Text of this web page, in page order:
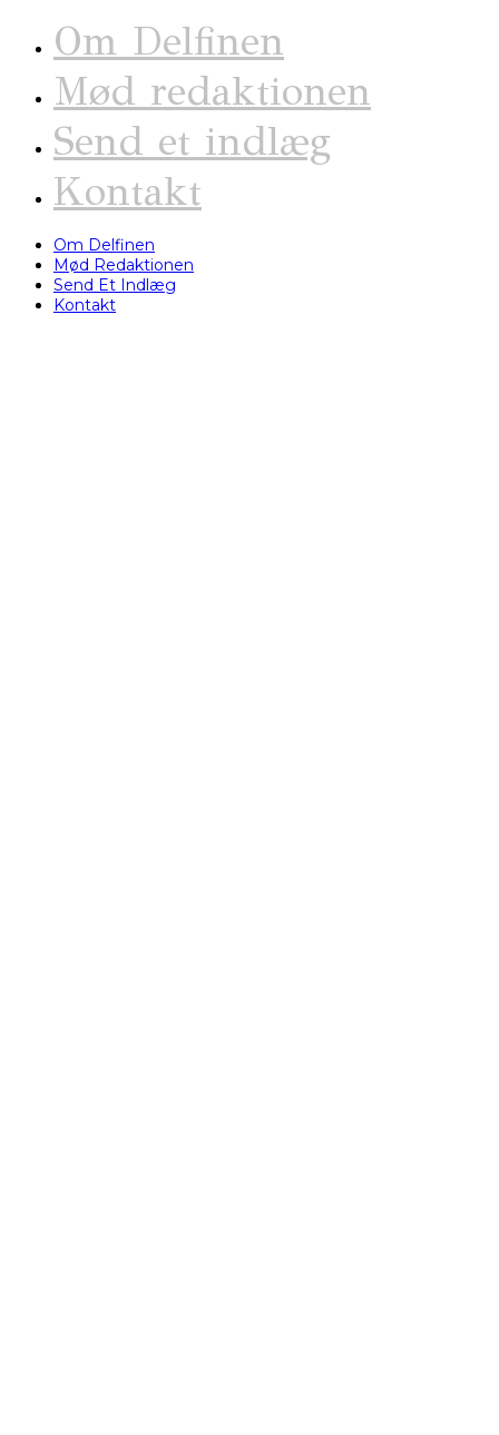
Om Delfinen
Mød redaktionen
Send et indlæg
Kontakt
Om Delfinen
Mød Redaktionen
Send Et Indlæg
Kontakt